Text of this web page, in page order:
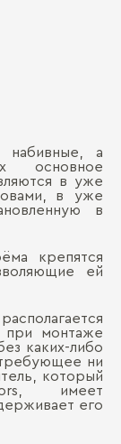
набивные, а
основное
в уже
в уже
в
крепятся
ей
при монтаже
каких-либо
ни
который
имеет
его